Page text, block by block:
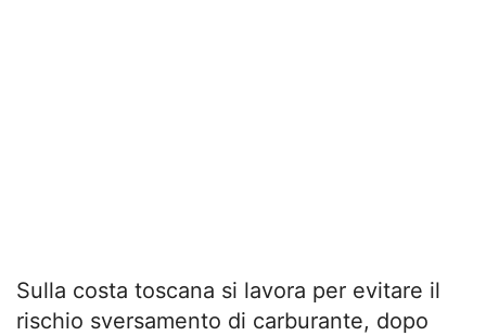
Sulla costa toscana si lavora per evitare il
rischio sversamento di carburante, dopo